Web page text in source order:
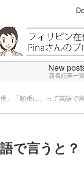
New
新着記事一覧
番」「順番に」って英語で
で言うと？